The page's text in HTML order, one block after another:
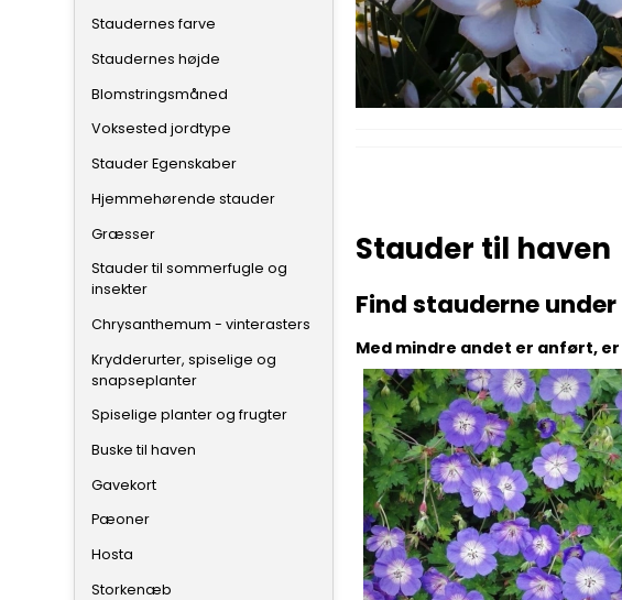
Staudernes farve
Staudernes højde
Blomstringsmåned
Voksested jordtype
Stauder Egenskaber
Hjemmehørende stauder
Græsser
Stauder til sommerfugle og
insekter
Chrysanthemum - vinterasters
Krydderurter, spiselige og
snapseplanter
Spiselige planter og frugter
Buske til haven
Gavekort
Pæoner
Hosta
Storkenæb
Stauder til haven
Find stauderne
Med mindre andet er anført,